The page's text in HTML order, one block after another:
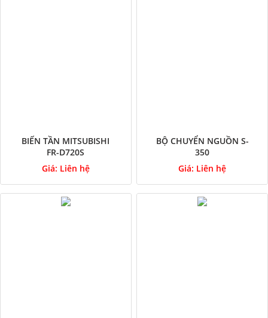
BIẾN TẦN MITSUBISHI
FR-D720S
Giá: Liên hệ
BỘ CHUYỂN NGUỒN S-
350
Giá: Liên hệ